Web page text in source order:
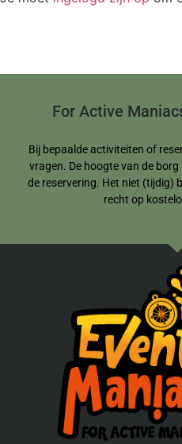
For Active
Bij bepaalde activiteiten of
vragen. De hoogte van de
de reservering. Het niet (tijdig)
recht op